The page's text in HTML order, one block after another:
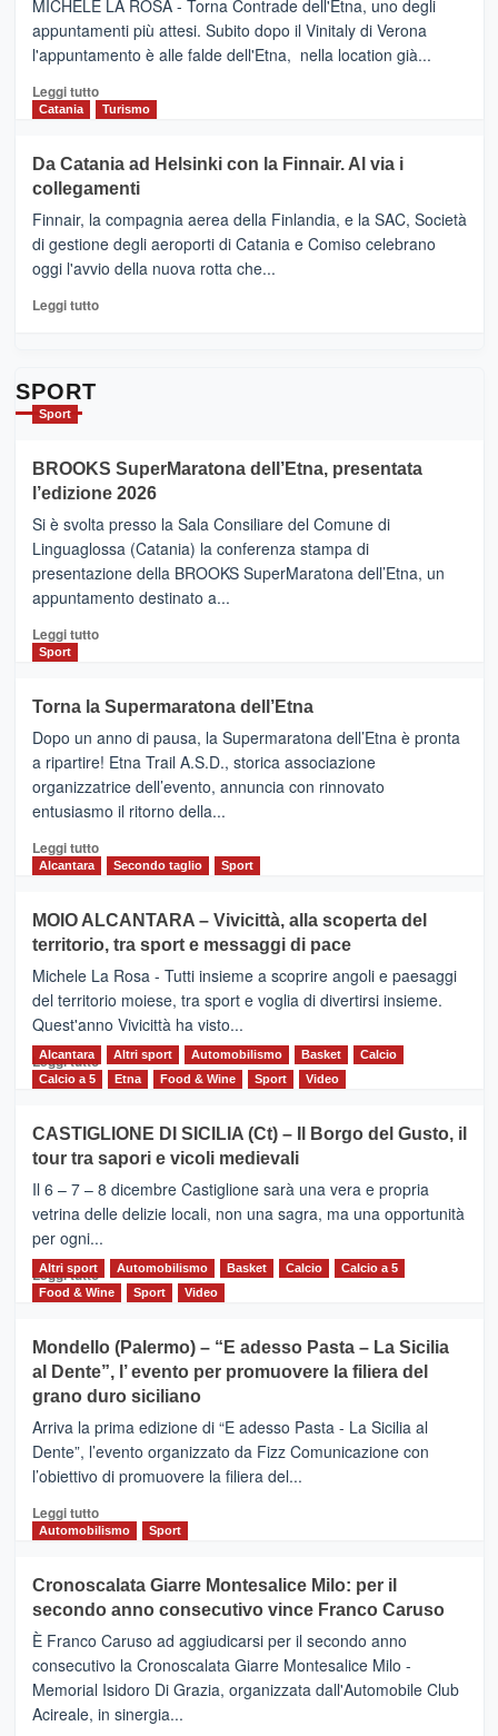
CLUB
Benanti
presenta
“Vino
&
Cultura
tappe
dell’enoturismo
MICHELE LA ROSA - Torna Contrade dell'Etna, uno degli
appuntamenti più attesi. Subito dopo il Vinitaly di Verona
l'appuntamento è alle falde dell'Etna, nella location già...
Leggi tuttoLeggi
di
RANDAZZO
–
Ci
siamo
quasi….
pronti
per
Catania Turismo
Da Catania ad Helsinki con la Finnair. Al via i
collegamenti
Finnair, la compagnia aerea della Finlandia, e la SAC, Società
di gestione degli aeroporti di Catania e Comiso celebrano
oggi l'avvio della nuova rotta che...
Leggi tuttoLeggi
con
la
Al
via
i
collegamenti
SPORT
Sport
BROOKS SuperMaratona dell’Etna, presentata
l’edizione 2026
Si è svolta presso la Sala Consiliare del Comune di
Linguaglossa (Catania) la conferenza stampa di
presentazione della BROOKS SuperMaratona dell’Etna, un
appuntamento destinato a...
Leggi tuttoLeggi
BROOKS
SuperMaratona
dell’Etna,
presentata
l’edizione
2026
Sport
Torna la Supermaratona dell’Etna
Dopo un anno di pausa, la Supermaratona dell’Etna è pronta
a ripartire! Etna Trail A.S.D., storica associazione
organizzatrice dell’evento, annuncia con rinnovato
entusiasmo il ritorno della...
Leggi tuttoLeggi
Torna
la
Supermaratona
dell’Etna
Alcantara Secondo taglio Sport
MOIO ALCANTARA – Vivicittà, alla scoperta del
territorio, tra sport e messaggi di pace
Michele La Rosa - Tutti insieme a scoprire angoli e paesaggi
del territorio moiese, tra sport e voglia di divertirsi insieme.
Quest'anno Vivicittà ha visto...
Leggi tutto Leggi
MOIO
ALCANTARA
–
Vivicittà,
alla
scoperta
del
territorio,
e
messaggi
di
Alcantara Altri sport Automobilismo Basket
Calcio
Calcio a 5
Etna Food & Wine Sport Video
CASTIGLIONE DI SICILIA (Ct) – Il Borgo del Gusto, il
tour tra sapori e vicoli medievali
Il 6 – 7 – 8 dicembre Castiglione sarà una vera e propria
vetrina delle delizie locali, non una sagra, ma una opportunità
per ogni...
Leggi tuttoLeggi
di
CASTIGLIONE
DI
SICILIA
(Ct)
–
Il
Borgo
Gusto,
il
tra
sapori
vicoli
medievali
Altri sport Automobilismo Basket Calcio
Calcio a 5
Food & Wine
Sport Video
Mondello (Palermo) – “E adesso Pasta – La Sicilia
al Dente”, l’ evento per promuovere la filiera del
grano duro siciliano
Arriva la prima edizione di “E adesso Pasta - La Sicilia al
Dente”, l’evento organizzato da Fizz Comunicazione con
l’obiettivo di promuovere la filiera del...
Leggi tuttoLeggi
di
Mondello
(Palermo)
–
“E
adesso
Pasta
–
Automobilismo Sport
Cronoscalata Giarre Montesalice Milo: per il
secondo anno consecutivo vince Franco Caruso
È Franco Caruso ad aggiudicarsi per il secondo anno
consecutivo la Cronoscalata Giarre Montesalice Milo -
Memorial Isidoro Di Grazia, organizzata dall'Automobile Club
Acireale, in sinergia...